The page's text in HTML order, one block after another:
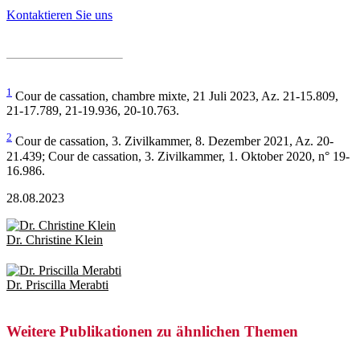
Kontaktieren Sie uns
1 Cour de cassation, chambre mixte, 21 Juli 2023, Az. 21-15.809,
21-17.789, 21-19.936, 20-10.763.
2 Cour de cassation, 3. Zivilkammer, 8. Dezember 2021, Az. 20-
21.439; Cour de cassation, 3. Zivilkammer, 1. Oktober 2020, n° 19-
16.986.
28.08.2023
Dr. Christine Klein
Dr. Priscilla Merabti
Weitere Publikationen zu ähnlichen Themen